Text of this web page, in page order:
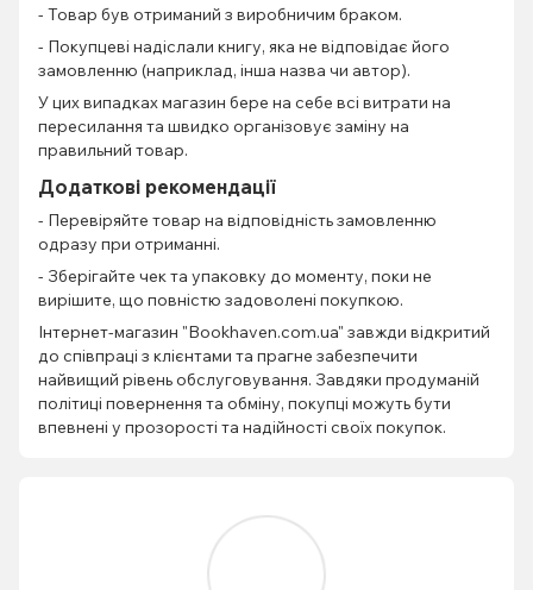
- Товар був отриманий з виробничим браком.
- Покупцеві надіслали книгу, яка не відповідає його
замовленню (наприклад, інша назва чи автор).
У цих випадках магазин бере на себе всі витрати на
пересилання та швидко організовує заміну на
правильний товар.
Додаткові рекомендації
- Перевіряйте товар на відповідність замовленню
одразу при отриманні.
- Зберігайте чек та упаковку до моменту, поки не
вирішите, що повністю задоволені покупкою.
Інтернет-магазин "Bookhaven.com.ua" завжди відкритий
до співпраці з клієнтами та прагне забезпечити
найвищий рівень обслуговування. Завдяки продуманій
політиці повернення та обміну, покупці можуть бути
впевнені у прозорості та надійності своїх покупок.